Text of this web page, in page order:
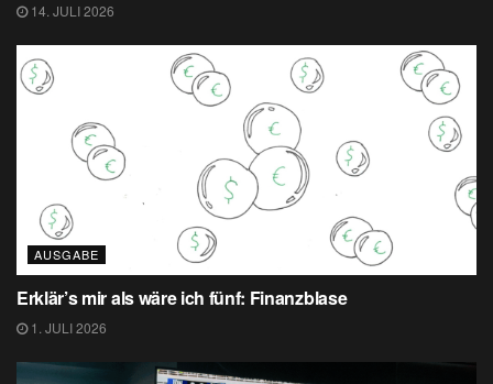
14. JULI 2026
AUSGABE
Erklär’s mir als wäre ich fünf: Finanzblase
1. JULI 2026